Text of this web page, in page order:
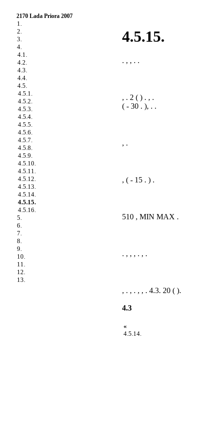
2170 Lada Priora 2007
1.
2.
3.
4.
4.1.
4.2.
4.3.
4.4.
4.5.
4.5.1.
4.5.2.
4.5.3.
4.5.4.
4.5.5.
4.5.6.
4.5.7.
4.5.8.
4.5.9.
4.5.10.
4.5.11.
4.5.12.
4.5.13.
4.5.14.
4.5.15.
4.5.16.
5.
6.
7.
8.
9.
10.
11.
12.
13.
4.5.15.
. , , . .
, . 2 ( ) . , .
( - 30 . ), . .
, .
, ( - 15 . ) .
510 , MIN MAX .
. , , , . , .
, . , . , , . 4.3. 20 ( ).
4.3
«
4.5.14.